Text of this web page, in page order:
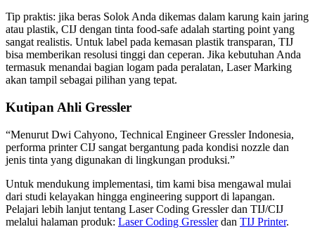
Tip praktis: jika beras Solok Anda dikemas dalam karung kain jaring
atau plastik, CIJ dengan tinta food-safe adalah starting point yang
sangat realistis. Untuk label pada kemasan plastik transparan, TIJ
bisa memberikan resolusi tinggi dan ceperan. Jika kebutuhan Anda
termasuk menandai bagian logam pada peralatan, Laser Marking
akan tampil sebagai pilihan yang tepat.
Kutipan Ahli Gressler
“Menurut Dwi Cahyono, Technical Engineer Gressler Indonesia,
performa printer CIJ sangat bergantung pada kondisi nozzle dan
jenis tinta yang digunakan di lingkungan produksi.”
Untuk mendukung implementasi, tim kami bisa mengawal mulai
dari studi kelayakan hingga engineering support di lapangan.
Pelajari lebih lanjut tentang Laser Coding Gressler dan TIJ/CIJ
melalui halaman produk: Laser Coding Gresslerdan TIJ Printer.